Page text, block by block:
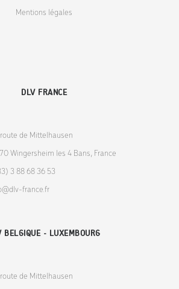
Mentions légales
DLV FRANCE
de Mittelhausen
Wingersheim les 4 Bans, France
3 88 68 36 53
france.fr
BELGIQUE - LUXEMBOURG
de Mittelhausen